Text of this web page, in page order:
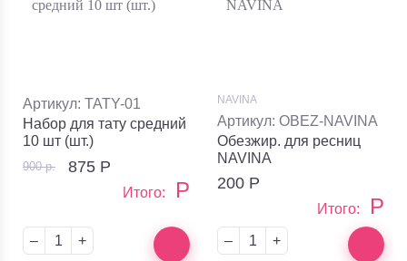
Артикул: TATY-01
Набор для тату средний
10 шт (шт.)
900 р. 875 Р
Итого: Р
– +
NAVINA
Артикул: OBEZ-NAVINA
Обезжир. для ресниц
NAVINA
200 Р
Итого: Р
– +